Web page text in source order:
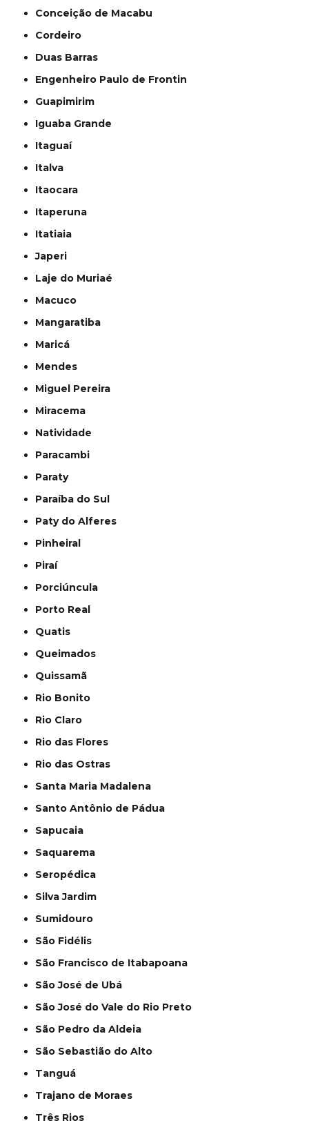
Conceição de Macabu
Cordeiro
Duas Barras
Engenheiro Paulo de Frontin
Guapimirim
Iguaba Grande
Itaguaí
Italva
Itaocara
Itaperuna
Itatiaia
Japeri
Laje do Muriaé
Macuco
Mangaratiba
Maricá
Mendes
Miguel Pereira
Miracema
Natividade
Paracambi
Paraty
Paraíba do Sul
Paty do Alferes
Pinheiral
Piraí
Porciúncula
Porto Real
Quatis
Queimados
Quissamã
Rio Bonito
Rio Claro
Rio das Flores
Rio das Ostras
Santa Maria Madalena
Santo Antônio de Pádua
Sapucaia
Saquarema
Seropédica
Silva Jardim
Sumidouro
São Fidélis
São Francisco de Itabapoana
São José de Ubá
São José do Vale do Rio Preto
São Pedro da Aldeia
São Sebastião do Alto
Tanguá
Trajano de Moraes
Três Rios